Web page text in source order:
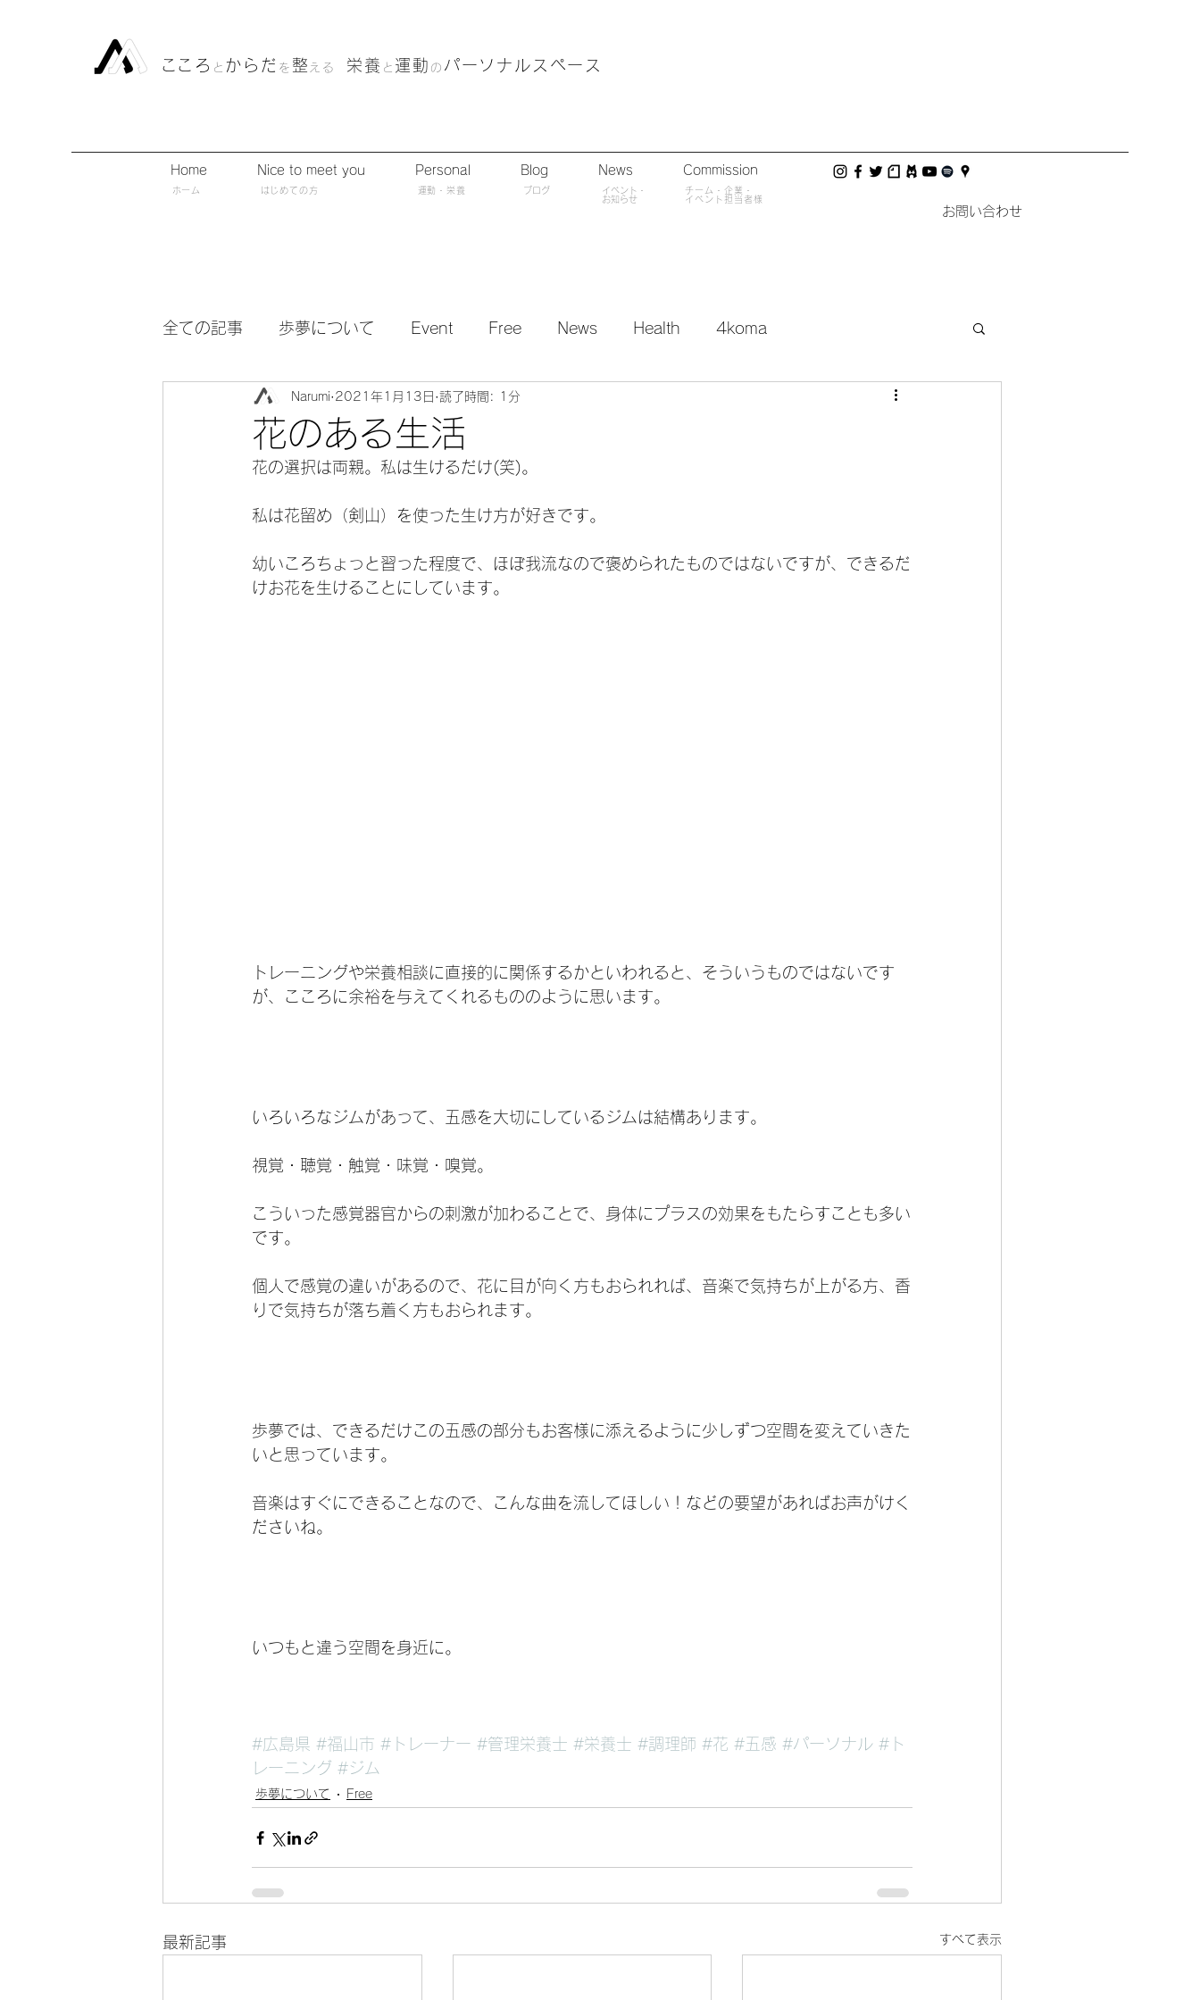
​こころ と からだ を 整 える 栄養 と 運動 の パーソナルスペース
Home Nice to meet you Personal Blog News Commission
​ホーム ​はじめての方 ​運動・栄養 ブログ
チーム・企業・
イベント担当者様
​イベント・
​お知らせ
お問い合わせ
全ての記事 歩夢について Event Free News Health 4koma
花のある生活
Narumi 2021年1月13日 読了時間: 1分
花の選択は両親。私は生けるだけ(笑)。
私は花留め（剣山）を使った生け方が好きです。
幼いころちょっと習った程度で、ほぼ我流なので褒められたものではないですが、できるだ
けお花を生けることにしています。
トレーニングや栄養相談に直接的に関係するかといわれると、そういうものではないです
が、こころに余裕を与えてくれるもののように思います。
いろいろなジムがあって、五感を大切にしているジムは結構あります。
視覚・聴覚・触覚・味覚・嗅覚。
こういった感覚器官からの刺激が加わることで、身体にプラスの効果をもたらすことも多い
です。
個人で感覚の違いがあるので、花に目が向く方もおられれば、音楽で気持ちが上がる方、香
りで気持ちが落ち着く方もおられます。
歩夢では、できるだけこの五感の部分もお客様に添えるように少しずつ空間を変えていきた
いと思っています。
音楽はすぐにできることなので、こんな曲を流してほしい！などの要望があればお声がけく
ださいね。
いつもと違う空間を身近に。
#広島県 #福山市 #トレーナー #管理栄養士 #栄養士 #調理師 #花 #五感 #パーソナル #ト
レーニング #ジム
歩夢について Free
最新記事 すべて表示